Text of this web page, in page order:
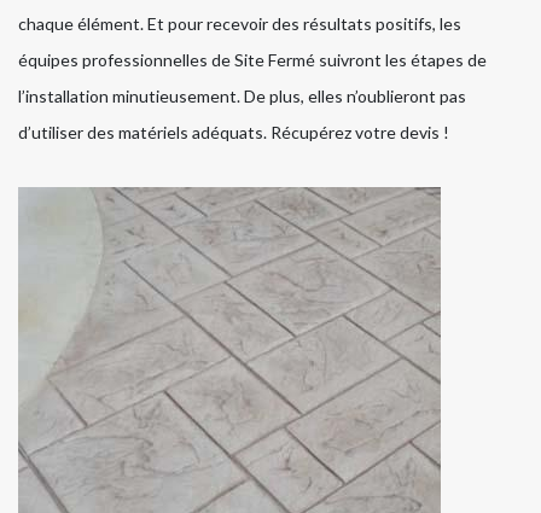
chaque élément. Et pour recevoir des résultats positifs, les
équipes professionnelles de Site Fermé suivront les étapes de
l’installation minutieusement. De plus, elles n’oublieront pas
d’utiliser des matériels adéquats. Récupérez votre devis !